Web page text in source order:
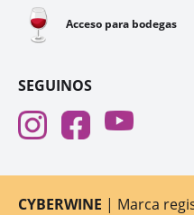
🍷 Acceso para bodegas
SEGUINOS
CYBERWINE | Marca